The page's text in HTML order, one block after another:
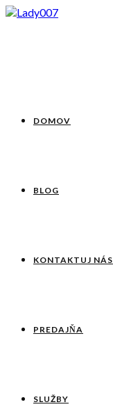
DOMOV
BLOG
KONTAKTUJ NÁS
PREDAJŇA
SLUŽBY